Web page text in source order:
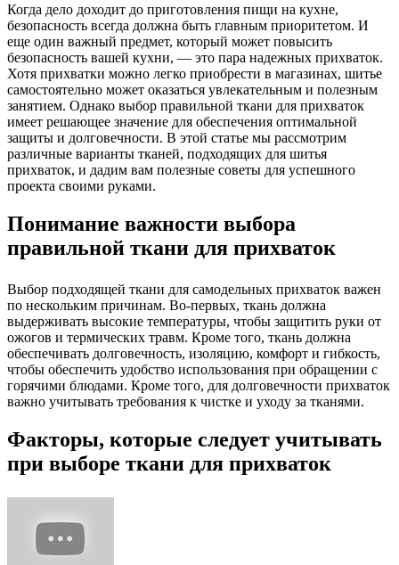
Когда дело доходит до приготовления пищи на кухне,
безопасность всегда должна быть главным приоритетом. И
еще один важный предмет, который может повысить
безопасность вашей кухни, — это пара надежных прихваток.
Хотя прихватки можно легко приобрести в магазинах, шитье
самостоятельно может оказаться увлекательным и полезным
занятием. Однако выбор правильной ткани для прихваток
имеет решающее значение для обеспечения оптимальной
защиты и долговечности. В этой статье мы рассмотрим
различные варианты тканей, подходящих для шитья
прихваток, и дадим вам полезные советы для успешного
проекта своими руками.
Понимание важности выбора
правильной ткани для прихваток
Выбор подходящей ткани для самодельных прихваток важен
по нескольким причинам. Во-первых, ткань должна
выдерживать высокие температуры, чтобы защитить руки от
ожогов и термических травм. Кроме того, ткань должна
обеспечивать долговечность, изоляцию, комфорт и гибкость,
чтобы обеспечить удобство использования при обращении с
горячими блюдами. Кроме того, для долговечности прихваток
важно учитывать требования к чистке и уходу за тканями.
Факторы, которые следует учитывать
при выборе ткани для прихваток